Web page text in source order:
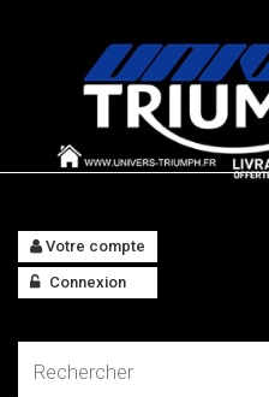
Votre compte
Connexion